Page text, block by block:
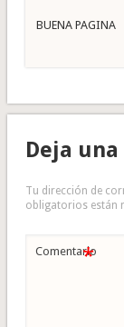
BUENA PAGINA
Deja
Tu dirección de
obligatorios están
Comentario
*